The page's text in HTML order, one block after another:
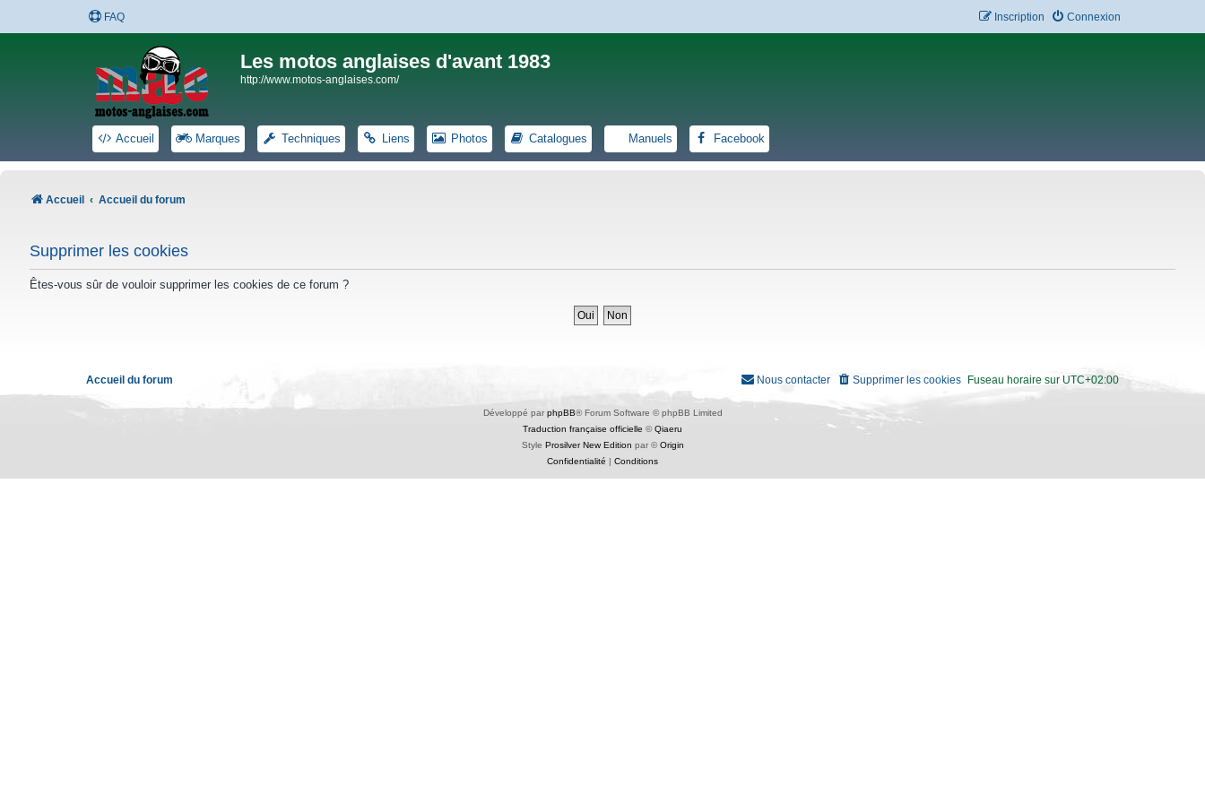
FAQ Connexion
Inscription
Les motos anglaises d'avant 1983
http://www.motos-anglaises.com/
Accueil Marques Techniques Liens Photos Catalogues Manuels Facebook
Accueil Accueil du forum
Supprimer les cookies
Êtes-vous sûr de vouloir supprimer les cookies de ce forum ?
Accueil du forum Fuseau horaire sur UTC+02:00
Supprimer les cookies
Nous contacter
Développé par phpBB® Forum Software © phpBB Limited
Traduction française officielle ©Qiaeru
Style Prosilver New Edition par ©Origin
Confidentialité | Conditions